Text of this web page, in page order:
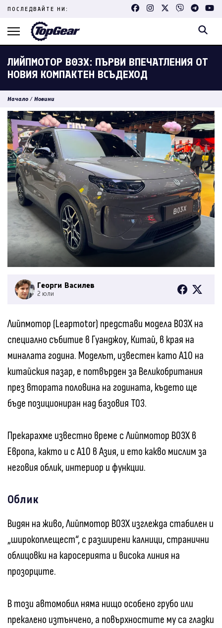
Skip
content
Enter)
ПОСЛЕДВАЙТЕ НИ:
ЛИЙПМОТОР B03X: ПЪРВИ ВПЕЧАТЛЕНИЯ ОТ
НОВИЯ КОМПАКТЕН ВСЪДЕХОД
Начало / Новини
Георги Василев
2 юли
Лийпмотор (Leapmotor) представи модела B03X на
специално събитие в Гуанджоу, Китай, в края на
миналата година. Моделът, известен като A10 на
китайския пазар, е потвърден за Великобритания
през втората половина на годината, където ще
бъде позициониран над базовия T03.
Прекарахме известно време с Лийпмотор B03X в
Европа, както и с A10 в Азия, и ето какво мислим за
неговия облик, интериор и функции.
Облик
Видян на живо, Лийпмотор B03X изглежда стабилен и
„широкоплещест“, с разширени калници, странични
облицовки на каросерията и висока линия на
прозорците.
В този автомобил няма нищо особено грубо или
прекалено изтънчено, а повърхностите му са гладки